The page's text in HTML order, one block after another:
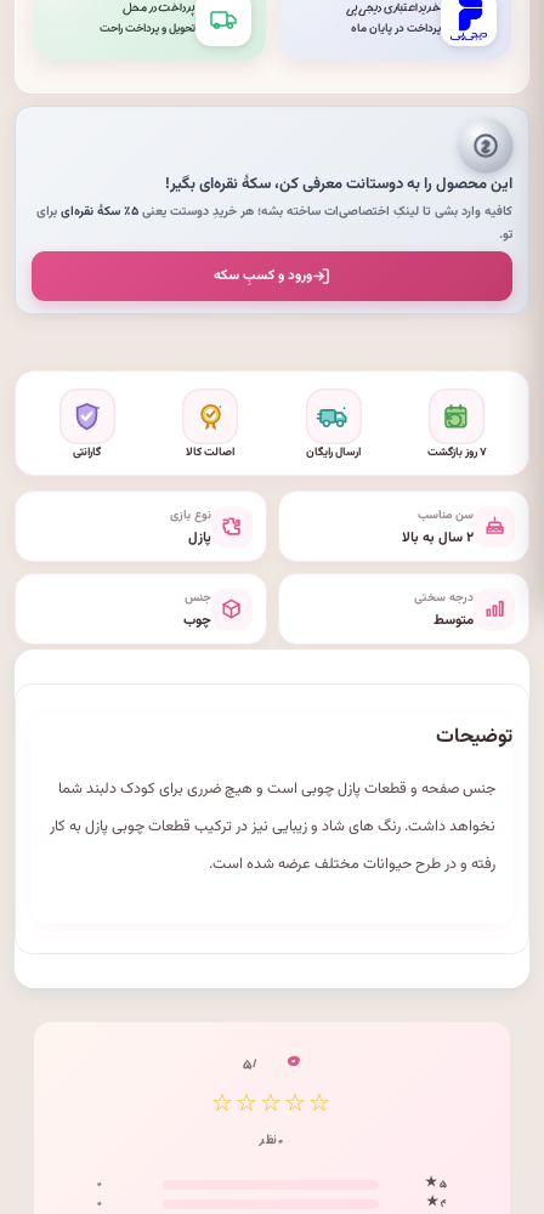
خرید اعتباری دیجی‌پی
پرداخت در پایان ماه
پرداخت در محل
تحویل و پرداخت راحت
این محصول را به دوستانت معرفی کن،سکهٔ نقره‌ایبگیر!
کافیه وارد بشی تا لینکِ اختصاصی‌ات ساخته بشه؛ هر خریدِ دوستت یعنی۵٪ سکهٔ نقره‌ای
برای
تو.
ورود و کسبِ سکه
۷ روز بازگشت ارسال رایگان اصالت کالا گارانتی
سن مناسب
۲ سال به بالا
نوع بازی
پازل
درجه سختی
متوسط
جنس
چوب
توضیحات
جنس صفحه و قطعات پازل چوبی است و هیچ ضرری برای کودک دلبند شما
نخواهد داشت. رنگ های شاد و زیبایی نیز در ترکیب قطعات چوبی پازل به کار
رفته و در طرح حیوانات مختلف عرضه شده است.
۰ / ۵
☆☆☆☆☆
۰ نظر
۵ ★
۰
۴ ★
۰